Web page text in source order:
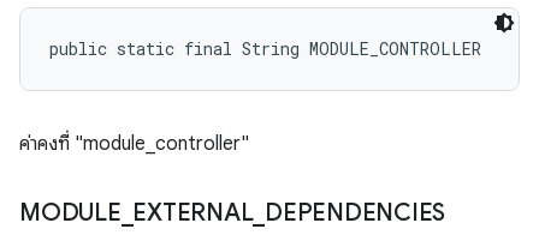
public static final String MODULE_CONTROLLER
ค่าคงที่ "module_controller"
MODULE EXTERNAL_ DEPENDENCIES